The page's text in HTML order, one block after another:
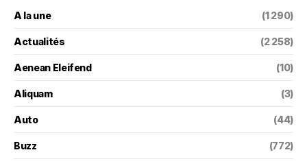
A la une (1 290)
Actualités (2 258)
Aenean Eleifend (10)
Aliquam (3)
Auto (44)
Buzz (772)